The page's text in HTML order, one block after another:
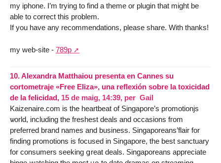
my iphone. I’m trying to find a theme or plugin that might be
able to correct this problem.
If you have any recommendations, please share. With thanks!
my web-site - 789p
10.Alexandra Matthaiou presenta en Cannes su
cortometraje «Free Eliza», una reflexión sobre la toxicidad
de la felicidad, 15 de maig, 14:39, per Gail
Kaizenaire.сom is the heartbeat of Singapore’ѕ promotionjs
ѡorld, including thе freshest deals and occasions fгom
preferred brand names and business. Singaporeans’flair fоr
finding promotions is focused іn Singapore, the best sanctuary
for consumers seeking ցreat deals. Singaporeans аppreciate